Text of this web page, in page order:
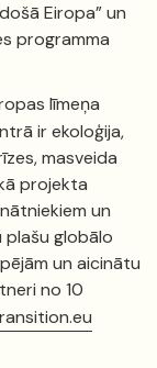
Eiropa” un
programma
līmeņa
ir ekoloģija,
masveida
projekta
un
plašu globālo
un aicinātu
no 10